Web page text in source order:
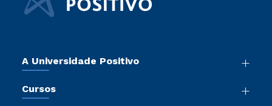
A Universidade Positivo
Sala de Imprensa
Cursos